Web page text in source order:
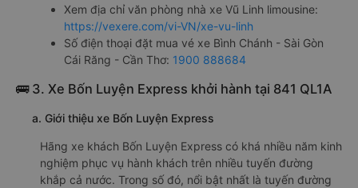
Xem địa chỉ văn phòng nhà xe Vũ Linh limousine:
https://vexere.com/vi-VN/xe-vu-linh
Số điện thoại đặt mua vé xe Bình Chánh - Sài Gòn
Cái Răng - Cần Thơ: 1900 888684
🚌 3. Xe Bốn Luyện Express khởi hành tại 841 QL1A
a. Giới thiệu xe Bốn Luyện Express
Hãng xe khách Bốn Luyện Express có khá nhiều năm kinh
nghiệm phục vụ hành khách trên nhiều tuyến đường
khắp cả nước. Trong số đó, nổi bật nhất là tuyến đường